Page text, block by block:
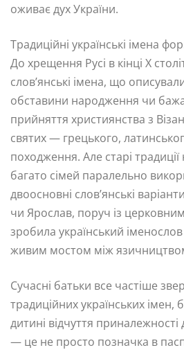
оживає дух України.
Традиційні українські імена
До хрещення Русі в кінці X
слов’янські імена, що
обставини народження чи
прийняття християнства з
святих — грецького,
походження. Але старі
багато сімей паралельно
двоосновні слов’янські
чи Ярослав, поруч із
зробила український
живим мостом між
Сучасні батьки все частіше
традиційних українських
дитині відчуття приналежності
— це не просто позначка в